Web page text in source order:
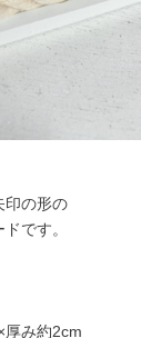
印の形の
です。
厚み約2cm